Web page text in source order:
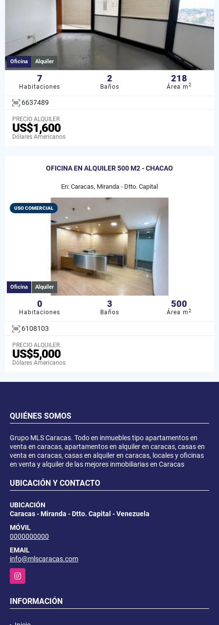
Oficina Alquiler
7
Habitaciones
2
Baños
218
Área m2
6637489
PRECIO ALQUILER
US$1,600
Dólares Americanos
OFICINA EN ALQUILER 500 M2 - CHACAO
En: Caracas, Miranda - Dtto. Capital
USO COMERCIAL
Oficina Alquiler
0
Habitaciones
3
Baños
500
Área m2
6108103
PRECIO ALQUILER
US$5,000
Dólares Americanos
QUIÉNES SOMOS
Grupo MLS Caracas. Todo en inmuebles tipo apartamentos en
venta en caracas, apartamentos en alquiler en caracas, casas en
venta en caracas, casas en alquiler en caracas, locales y oficinas
en venta y alquiler de las mejores inmobiliarias en Caracas
UBICACIÓN Y CONTACTO
UBICACIÓN
Caracas - Miranda - Dtto. Capital - Venezuela
MÓVIL
0000000000
EMAIL
info@mlscaracas.com
Instagram
INFORMACIÓN